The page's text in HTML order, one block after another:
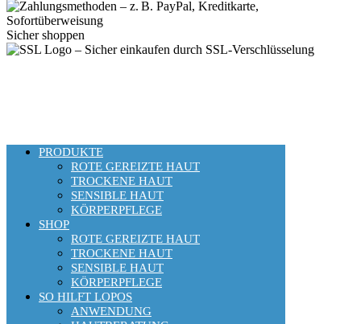
Sicher shoppen
PRODUKTE
ROTE GEREIZTE HAUT
TROCKENE HAUT
SENSIBLE HAUT
KÖRPERPFLEGE
SHOP
ROTE GEREIZTE HAUT
TROCKENE HAUT
SENSIBLE HAUT
KÖRPERPFLEGE
SO HILFT LOPOS
ANWENDUNG